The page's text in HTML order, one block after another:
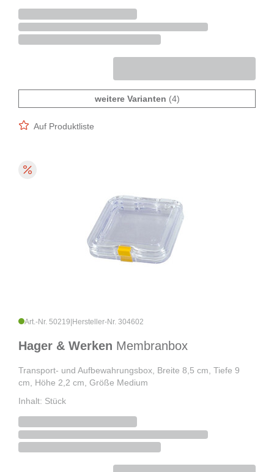
weitere Varianten (4)
Auf Produktliste
Art.-Nr. 50219 Hersteller-Nr. 304602
Hager & Werken Membranbox
Transport- und Aufbewahrungsbox, Breite 8,5 cm, Tiefe 9
cm, Höhe 2,2 cm, Größe Medium
Inhalt: Stück